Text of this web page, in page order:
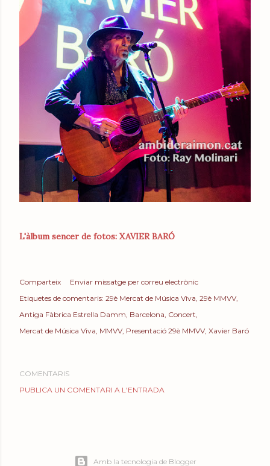
L'àlbum sencer de fotos: XAVIER BARÓ
Comparteix
Enviar missatge per correu electrònic
Etiquetes de comentaris: 29è Mercat de Música Viva 29è MMVV
Antiga Fàbrica Estrella Damm Barcelona Concert
Mercat de Música Viva MMVV Presentació 29è MMVV Xavier Baró
COMENTARIS
PUBLICA UN COMENTARI A L'ENTRADA
Amb la tecnologia de Blogger